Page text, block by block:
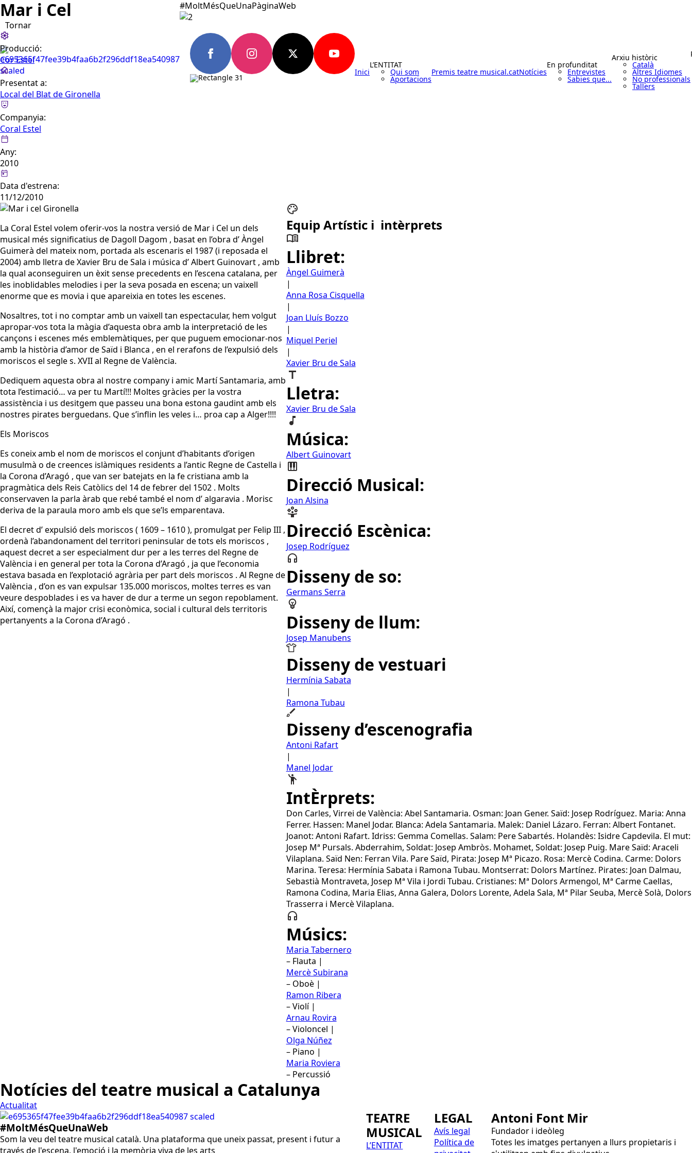
#MoltMésQueUnaPàginaWeb
Inici
L’ENTITAT
Qui som
Aportacions
Premis teatre musical.catNotícies
En profunditat
Entrevistes
Sabies que...
Arxiu històric
Català
Altres Idiomes
No professionals
Tallers
Mar i Cel
Tornar
Producció:
Cor Estel
Presentat a:
Local del Blat de Gironella
Companyia:
Coral Estel
Any:
2010
Data d'estrena:
11/12/2010
La Coral Estel volem oferir-vos la nostra versió de Mar i Cel un dels
musical més significatius de Dagoll Dagom , basat en l’obra d’ Àngel
Guimerà del mateix nom, portada als escenaris el 1987 (i reposada el
2004) amb lletra de Xavier Bru de Sala i música d’ Albert Guinovart , amb
la qual aconseguiren un èxit sense precedents en l’escena catalana, per
les inoblidables melodies i per la seva posada en escena; un vaixell
enorme que es movia i que apareixia en totes les escenes.
Nosaltres, tot i no comptar amb un vaixell tan espectacular, hem volgut
apropar-vos tota la màgia d’aquesta obra amb la interpretació de les
cançons i escenes més emblemàtiques, per que puguem emocionar-nos
amb la història d’amor de Saïd i Blanca , en el rerafons de l’expulsió dels
moriscos el segle s. XVII al Regne de València.
Dediquem aquesta obra al nostre company i amic Martí Santamaria, amb
tota l’estimació… va per tu Martí!!! Moltes gràcies per la vostra
assistència i us desitgem que passeu una bona estona gaudint amb els
nostres pirates berguedans. Que s’inflin les veles i… proa cap a Alger!!!!
Els Moriscos
Es coneix amb el nom de moriscos el conjunt d’habitants d’origen
musulmà o de creences islàmiques residents a l’antic Regne de Castella i
la Corona d’Aragó , que van ser batejats en la fe cristiana amb la
pragmàtica dels Reis Catòlics del 14 de febrer del 1502 . Molts
conservaven la parla àrab que rebé també el nom d’ algaravia . Morisc
deriva de la paraula moro amb els que se’ls emparentava.
El decret d’ expulsió dels moriscos ( 1609 – 1610 ), promulgat per Felip III ,
ordenà l’abandonament del territori peninsular de tots els moriscos ,
aquest decret a ser especialment dur per a les terres del Regne de
València i en general per tota la Corona d’Aragó , ja que l’economia
estava basada en l’explotació agrària per part dels moriscos . Al Regne de
València , d’on es van expulsar 135.000 moriscos, moltes terres es van
veure despoblades i es va haver de dur a terme un segon repoblament.
Així, començà la major crisi econòmica, social i cultural dels territoris
pertanyents a la Corona d’Aragó .
Equip Artístic i intèrprets
Llibret:
Àngel Guimerà
|
Anna Rosa Cisquella
|
Joan Lluís Bozzo
|
Miquel Periel
|
Xavier Bru de Sala
Lletra:
Xavier Bru de Sala
Música:
Albert Guinovart
Direcció Musical:
Joan Alsina
Direcció Escènica:
Josep Rodríguez
Disseny de so:
Germans Serra
Disseny de llum:
Josep Manubens
Disseny de vestuari
Hermínia Sabata
|
Ramona Tubau
Disseny d’escenografia
Antoni Rafart
|
Manel Jodar
IntÈrprets:
Don Carles, Virrei de València: Abel Santamaria. Osman: Joan Gener. Saïd: Josep Rodríguez. Maria: Anna
Ferrer. Hassen: Manel Jodar. Blanca: Adela Santamaria. Malek: Daniel Lázaro. Ferran: Albert Fontanet.
Joanot: Antoni Rafart. Idriss: Gemma Comellas. Salam: Pere Sabartés. Holandès: Isidre Capdevila. El mut:
Josep Mª Pursals. Abderrahim, Soldat: Josep Ambròs. Mohamet, Soldat: Josep Puig. Mare Saïd: Araceli
Vilaplana. Saïd Nen: Ferran Vila. Pare Saïd, Pirata: Josep Mª Picazo. Rosa: Mercè Codina. Carme: Dolors
Marina. Teresa: Hermínia Sabata i Ramona Tubau. Montserrat: Dolors Martínez. Pirates: Joan Dalmau,
Sebastià Montraveta, Josep Mª Vila i Jordi Tubau. Cristianes: Mª Dolors Armengol, Mª Carme Caellas,
Ramona Codina, Maria Elias, Anna Galera, Dolors Lorente, Adela Sala, Mª Pilar Seuba, Mercè Solà, Dolors
Trasserra i Mercè Vilaplana.
Músics:
Maria Tabernero
– Flauta |
Mercè Subirana
– Oboè |
Ramon Ribera
– Violí |
Arnau Rovira
– Violoncel |
Olga Núñez
– Piano |
Maria Roviera
– Percussió
Notícies del teatre musical a Catalunya
Actualitat
#MoltMésQueUnaWeb
Som la veu del teatre musical català. Una plataforma que uneix passat, present i futur a
través de l'escena, l'emoció i la memòria viva de les arts
TEATRE
MUSICAL
L’ENTITAT
LEGAL
Avís legal
Política de
Antoni Font Mir
Fundador i ideòleg
Totes les imatges pertanyen a llurs propietaris i